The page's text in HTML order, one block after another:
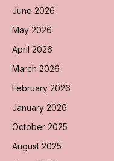
June 2026
May 2026
April 2026
March 2026
February 2026
January 2026
October 2025
August 2025